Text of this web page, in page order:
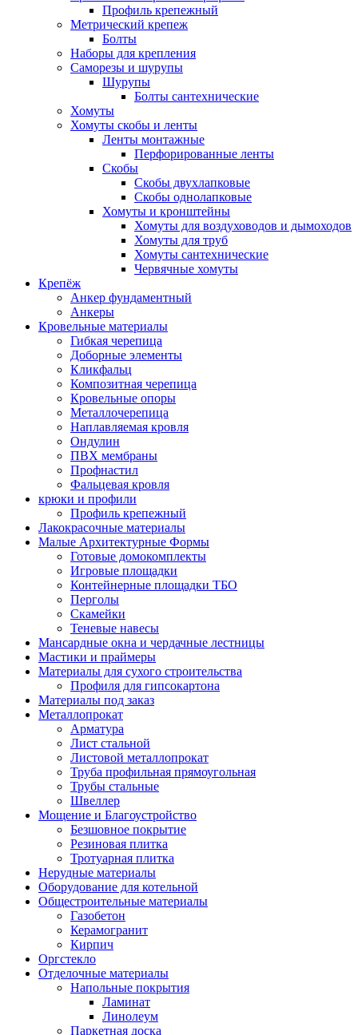
Профиль крепежный
Метрический крепеж
Болты
Наборы для крепления
Саморезы и шурупы
Шурупы
Болты сантехнические
Хомуты
Хомуты скобы и ленты
Ленты монтажные
Перфорированные ленты
Скобы
Скобы двухлапковые
Скобы однолапковые
Хомуты и кронштейны
Хомуты для воздуховодов и дымоходов
Хомуты для труб
Хомуты сантехнические
Червячные хомуты
Крепёж
Анкер фундаментный
Анкеры
Кровельные материалы
Гибкая черепица
Доборные элементы
Кликфальц
Композитная черепица
Кровельные опоры
Металлочерепица
Наплавляемая кровля
Ондулин
ПВХ мембраны
Профнастил
Фальцевая кровля
крюки и профили
Профиль крепежный
Лакокрасочные материалы
Малые Архитектурные Формы
Готовые домокомплекты
Игровые площадки
Контейнерные площадки ТБО
Перголы
Скамейки
Теневые навесы
Мансардные окна и чердачные лестницы
Мастики и праймеры
Материалы для сухого строительства
Профиля для гипсокартона
Материалы под заказ
Металлопрокат
Арматура
Лист стальной
Листовой металлопрокат
Труба профильная прямоугольная
Трубы стальные
Швеллер
Мощение и Благоустройство
Безшовное покрытие
Резиновая плитка
Тротуарная плитка
Нерудные материалы
Оборудование для котельной
Общестроительные материалы
Газобетон
Керамогранит
Кирпич
Оргстекло
Отделочные материалы
Напольные покрытия
Ламинат
Линолеум
Паркетная доска